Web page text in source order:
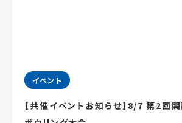
イベント
【共催イベントお知らせ】8/7 第2回